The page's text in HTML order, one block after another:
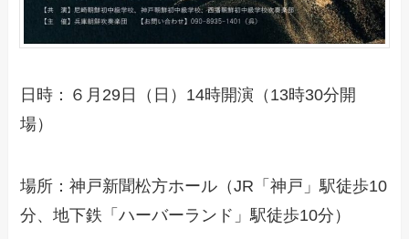
日時：６月29日（日）14時開演（13時30分開
場）
場所：神戸新聞松方ホール（JR「神戸」駅徒歩10
分、地下鉄「ハーバーランド」駅徒歩10分）